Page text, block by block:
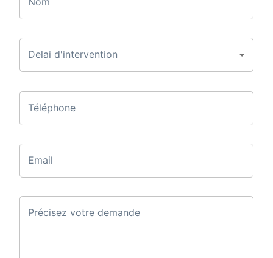
Delai d'intervention
Téléphone
Email
Précisez votre demande